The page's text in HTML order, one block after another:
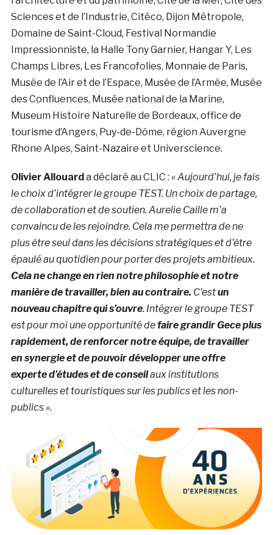
Sciences et de l’Industrie, Citéco, Dijon Métropole,
Domaine de Saint-Cloud, Festival Normandie
Impressionniste, la Halle Tony Garnier, Hangar Y, Les
Champs Libres, Les Francofolies, Monnaie de Paris,
Musée de l’Air et de l’Espace, Musée de l’Armée, Musée
des Confluences, Musée national de la Marine,
Museum Histoire Naturelle de Bordeaux, office de
tourisme d’Angers, Puy-de-Dôme, région Auvergne
Rhone Alpes, Saint-Nazaire et Universcience.
Olivier Allouarda déclaré au CLIC : « Aujourd’hui, je fais
le choix d’intégrer le groupe TEST. Un choix de partage,
de collaboration et de soutien. Aurelie Caille m’a
convaincu de les rejoindre. Cela me permettra de ne
plus être seul dans les décisions stratégiques et d’être
épaulé au quotidien pour porter des projets ambitieux.
Cela ne change en rien notre philosophie et notre
manière de travailler, bien au contraire. C’estun
nouveau chapitre qui s’ouvre. Intégrer le groupe TEST
est pour moi une opportunité defaire grandir Gece plus
rapidement, de renforcer notre équipe, de travailler
en synergie et de pouvoir développer une offre
experte d’études et de conseilaux institutions
culturelles et touristiques sur les publics et les non-
publics ».